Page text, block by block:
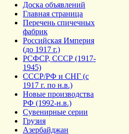
Доска объявлений
Главная страница
Перечень спичечных
фабрик
Российская Империя
(до 1917 г.)
РСФСР, СССР (1917-
1945)
СССР/РФ и СНГ (с
1917 г. по н.в.)
Новые производства
РФ (1992-н.в.)
Сувенирные серии
Грузия
Азербайджан